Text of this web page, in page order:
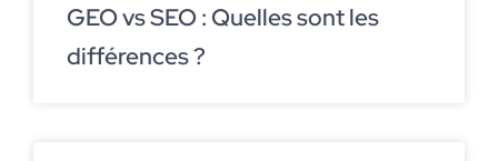
GEO vs SEO : Quelles sont les
différences ?